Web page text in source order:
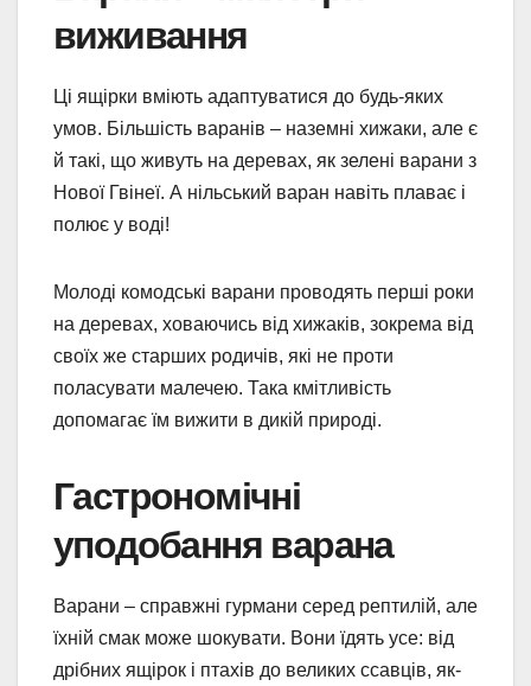
виживання
Ці ящірки вміють адаптуватися до будь-яких
умов. Більшість варанів – наземні хижаки, але є
й такі, що живуть на деревах, як зелені варани з
Нової Гвінеї. А нільський варан навіть плаває і
полює у воді!
Молоді комодські варани проводять перші роки
на деревах, ховаючись від хижаків, зокрема від
своїх же старших родичів, які не проти
поласувати малечею. Така кмітливість
допомагає їм вижити в дикій природі.
Гастрономічні
уподобання варана
Варани – справжні гурмани серед рептилій, але
їхній смак може шокувати. Вони їдять усе: від
дрібних ящірок і птахів до великих ссавців, як-